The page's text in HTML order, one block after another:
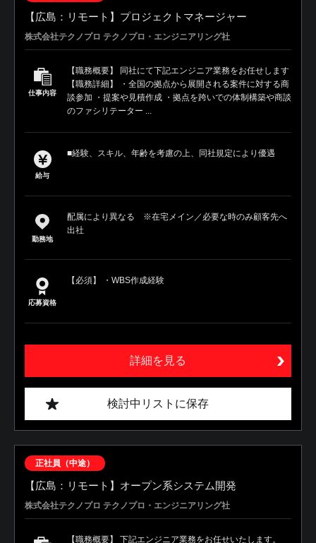
【広島：リモート】プロジェクトマネージャー
株式会社テクノプロ テクノプロ・エンジニアリング社
仕事内容
【職務概要】 同社にて下記エンジニア業務をお任せします
【職務詳細】 ・全国の拠点から展開される案件に対する商
談参加 ・提案や見積作成 ・拠点を跨いでの体制構築や商談
のファシリテーター ...
給与
■経験、スキル、年齢を考慮の上、同社規定により優遇
勤務地
配属により異なる ※在宅メイン／必要な時のみ顧客先へ
出社
応募資格
【必須】 ・WBS作成経験
詳細を見る
検討中リストに保存
正社員（中途）
【広島：リモート】オープン系システム開発
株式会社テクノプロ テクノプロ・エンジニアリング社
【職務概要】 下記エンジニア業務をお任せいたします。